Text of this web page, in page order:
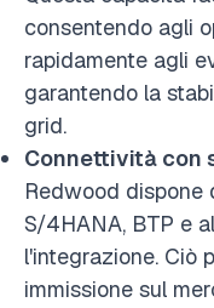
consentendo agli
rapidamente agli
garantendo la
grid.
Connettività con
Redwood dispone
S/4HANA, BTP e
l'integrazione. Ciò
immissione sul